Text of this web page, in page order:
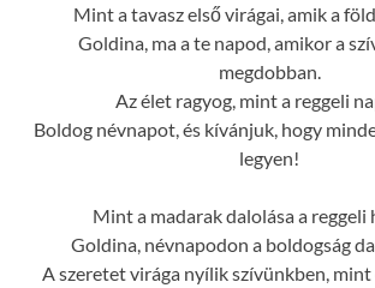
Mint a tavasz első virágai, amik a
Goldina, ma a te napod, amikor a
megdobban.
Az élet ragyog, mint a reggeli
Boldog névnapot, és kívánjuk, hogy
legyen!
Mint a madarak dalolása a reggeli
Goldina, névnapodon a boldogság
A szeretet virága nyílik szívünkben, mint